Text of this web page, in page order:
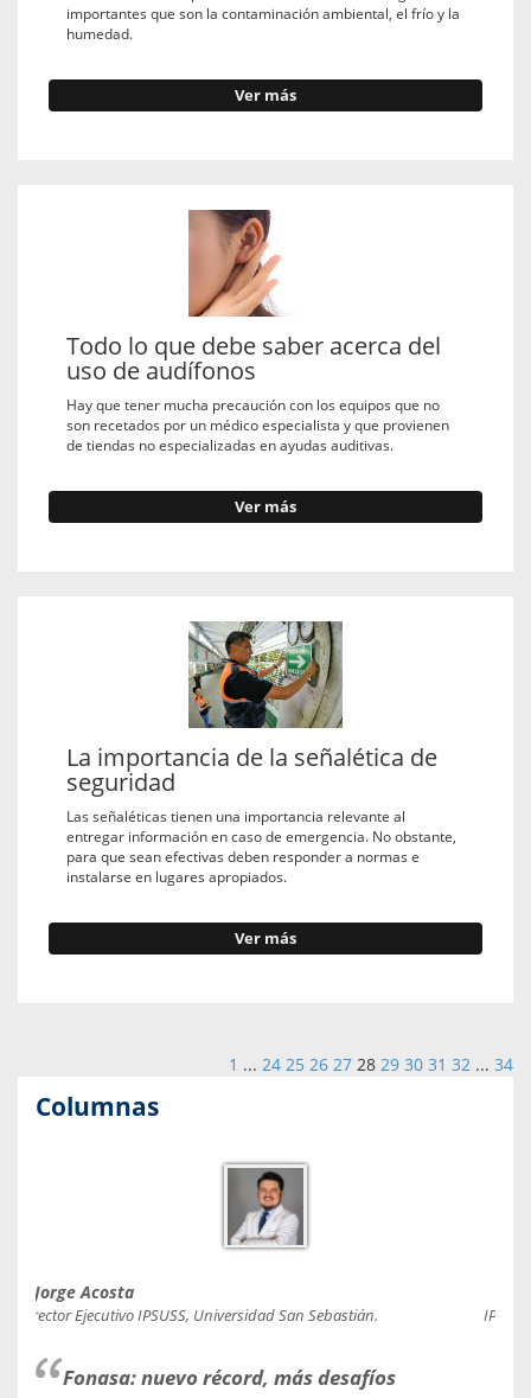
importantes que son la contaminación ambiental, el frío y la
humedad.
Ver más
Todo lo que debe saber acerca del
uso de audífonos
Hay que tener mucha precaución con los equipos que no
son recetados por un médico especialista y que provienen
de tiendas no especializadas en ayudas auditivas.
Ver más
La importancia de la señalética de
seguridad
Las señaléticas tienen una importancia relevante al
entregar información en caso de emergencia. No obstante,
para que sean efectivas deben responder a normas e
instalarse en lugares apropiados.
Ver más
1 ... 24 25 26 27 28 29 30 31 32 ... 34
Columnas
Jorge Acosta
Director Ejecutivo IPSUSS, Universidad San Sebastián.
Fonasa: nuevo récord, más desafíos